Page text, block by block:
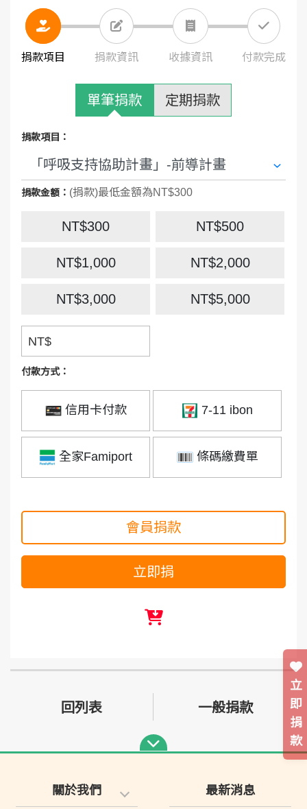
捐款項目 捐款資訊 收據資訊 付款完成
單筆捐款 定期捐款
捐款項目：
捐款金額： (捐款)最低金額為NT$300
NT$300 NT$500
NT$1,000 NT$2,000
NT$3,000 NT$5,000
NT$
付款方式：
信用卡付款 7-11 ibon
全家Famiport 條碼繳費單
會員捐款
立即捐
回列表 一般捐款
立
即
捐
款
關於我們 最新消息